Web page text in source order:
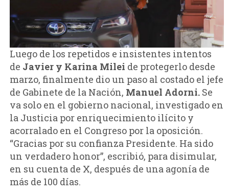
Luego de los repetidos e insistentes intentos
de Javier y Karina Milei de protegerlo desde
marzo, finalmente dio un paso al costado el jefe
de Gabinete de la Nación, Manuel Adorni. Se
va solo en el gobierno nacional, investigado en
la Justicia por enriquecimiento ilícito y
acorralado en el Congreso por la oposición.
“Gracias por su confianza Presidente. Ha sido
un verdadero honor”, escribió, para disimular,
en su cuenta de X, después de una agonía de
más de 100 días.